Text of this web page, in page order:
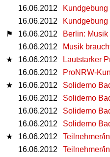
16.06.2012
16.06.2012
⚑ 16.06.2012
Berlin:
16.06.2012
Musik
★ 16.06.2012
Lautstarker
16.06.2012
ProNRW-
★ 16.06.2012
Solidemo
16.06.2012
Solidemo
16.06.2012
Solidemo
16.06.2012
Solidemo
★ 16.06.2012
Teilnehmer/
16.06.2012
Teilnehmer/